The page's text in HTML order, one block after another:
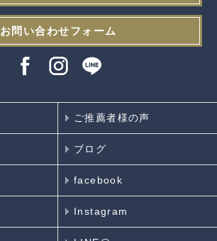
お問い合わせフォーム
ご推薦者様の声
ブログ
facebook
Instagram